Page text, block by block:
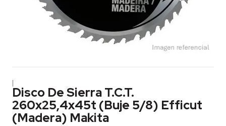
|
Disco De Sierra T.C.T.
260x25,4x45t (Buje 5/8) Efficut
(Madera) Makita